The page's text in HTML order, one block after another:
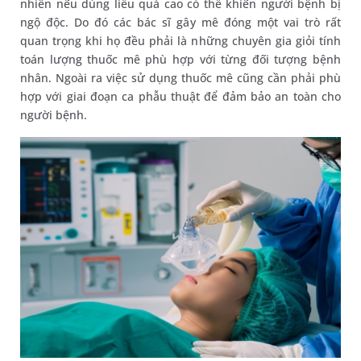
nhiên nếu dùng liều quá cao có thể khiến người bệnh bị
ngộ độc. Do đó các bác sĩ gây mê đóng một vai trò rất
quan trọng khi họ đều phải là những chuyên gia giỏi tính
toán lượng thuốc mê phù hợp với từng đối tượng bệnh
nhân. Ngoài ra việc sử dụng thuốc mê cũng cần phải phù
hợp với giai đoạn ca phẫu thuật để đảm bảo an toàn cho
người bệnh.